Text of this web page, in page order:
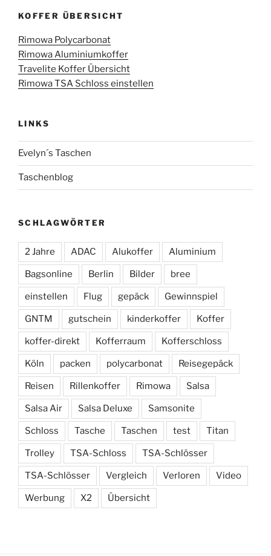
KOFFER ÜBERSICHT
Rimowa Polycarbonat
Rimowa Aluminiumkoffer
Travelite Koffer Übersicht
Rimowa TSA Schloss einstellen
LINKS
Evelyn´s Taschen
Taschenblog
SCHLAGWÖRTER
2 Jahre ADAC Alukoffer Aluminium
Bagsonline Berlin Bilder bree
einstellen Flug gepäck Gewinnspiel
GNTM gutschein kinderkoffer Koffer
koffer-direkt Kofferraum Kofferschloss
Köln packen polycarbonat Reisegepäck
Reisen Rillenkoffer Rimowa Salsa
Salsa Air Salsa Deluxe Samsonite
Schloss Tasche Taschen test Titan
Trolley TSA-Schloss TSA-Schlösser
TSA-Schlösser Vergleich Verloren Video
Werbung X2 Übersicht